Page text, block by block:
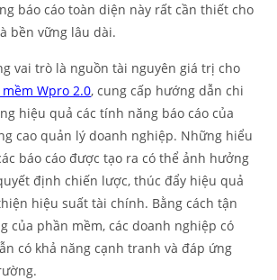
báo cáo toàn diện này rất cần thiết cho
bền vững lâu dài.
vai trò là nguồn tài nguyên giá trị cho
Wpro 2.0, cung cấp hướng dẫn chi
hiệu quả các tính năng báo cáo của
cao quản lý doanh nghiệp. Những hiểu
báo cáo được tạo ra có thể ảnh hưởng
định chiến lược, thúc đẩy hiệu quả
hiệu suất tài chính. Bằng cách tận
của phần mềm, các doanh nghiệp có
có khả năng cạnh tranh và đáp ứng